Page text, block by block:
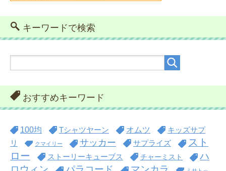
キーワードで検索
おすすめキーワード
100均 Tシャツヤーン オムツ
キッズサプ
リ
クマイリー サッカー サプライズ
スト
ロー
ストーリーキューブス チャーミスト
ハ